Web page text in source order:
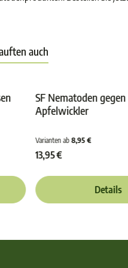
auch
Bewertung von 4.3 von 5
SF Nematoden gegen
Apfelwickler
Varianten ab 8,95 €
13,95 €
Details